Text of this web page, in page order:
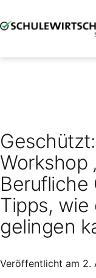
Inhalt
Workshop
Berufliche
Tipps, wie
gelingen
Veröffentlicht am 2.